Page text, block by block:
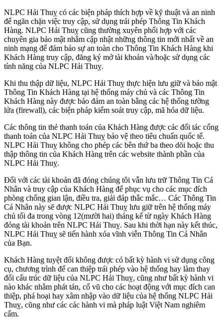
NLPC Hải Thuỵ có các biện pháp thích hợp về kỹ thuật và an ninh
để ngăn chặn việc truy cập, sử dụng trái phép Thông Tin Khách
Hàng. NLPC Hải Thuỵ cũng thường xuyên phối hợp với các
chuyên gia bảo mật nhằm cập nhật những thông tin mới nhất về an
ninh mạng để đảm bảo sự an toàn cho Thông Tin Khách Hàng khi
Khách Hàng truy cập, đăng ký mở tài khoản và/hoặc sử dụng các
tính năng của NLPC Hải Thuỵ.
Khi thu thập dữ liệu, NLPC Hải Thuỵ thực hiện lưu giữ và bảo mật
Thông Tin Khách Hàng tại hệ thống máy chủ và các Thông Tin
Khách Hàng này được bảo đảm an toàn bằng các hệ thống tường
lửa (firewall), các biện pháp kiểm soát truy cập, mã hóa dữ liệu.
Các thông tin thẻ thanh toán của Khách Hàng được các đối tác cổng
thanh toán của NLPC Hải Thuỵ bảo vệ theo tiêu chuẩn quốc tế.
NLPC Hải Thuỵ không cho phép các bên thứ ba theo dõi hoặc thu
thập thông tin của Khách Hàng trên các website thành phần của
NLPC Hải Thuỵ.
Đối với các tài khoản đã đóng chúng tôi vẫn lưu trữ Thông Tin Cá
Nhân và truy cập của Khách Hàng để phục vụ cho các mục đích
phòng chống gian lận, điều tra, giải đáp thắc mắc… Các Thông Tin
Cá Nhân này sẽ được NLPC Hải Thuỵ lưu giữ trên hệ thống máy
chủ tối đa trong vòng 12(mười hai) tháng kể từ ngày Khách Hàng
đóng tài khoản trên NLPC Hải Thuỵ. Sau khi thời hạn này kết thúc,
NLPC Hải Thuỵ sẽ tiến hành xóa vĩnh viễn Thông Tin Cá Nhân
của Bạn.
Khách Hàng tuyệt đối không được có bất kỳ hành vi sử dụng công
cụ, chương trình để can thiệp trái phép vào hệ thống hay làm thay
đổi cấu trúc dữ liệu của NLPC Hải Thuỵ, cũng như bất kỳ hành vi
nào khác nhằm phát tán, cổ vũ cho các hoạt động với mục đích can
thiệp, phá hoại hay xâm nhập vào dữ liệu của hệ thống NLPC Hải
Thuỵ, cũng như các các hành vi mà pháp luật Việt Nam nghiêm
cấm.